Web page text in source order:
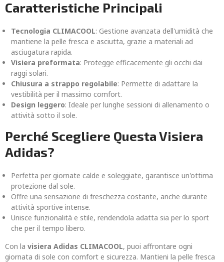
Caratteristiche Principali
Tecnologia CLIMACOOL: Gestione avanzata dell'umidità che
mantiene la pelle fresca e asciutta, grazie a materiali ad
asciugatura rapida.
Visiera preformata: Protegge efficacemente gli occhi dai
raggi solari.
Chiusura a strappo regolabile: Permette di adattare la
vestibilità per il massimo comfort.
Design leggero: Ideale per lunghe sessioni di allenamento o
attività sotto il sole.
Perché Scegliere Questa Visiera
Adidas?
Perfetta per giornate calde e soleggiate, garantisce un'ottima
protezione dal sole.
Offre una sensazione di freschezza costante, anche durante
attività sportive intense.
Unisce funzionalità e stile, rendendola adatta sia per lo sport
che per il tempo libero.
Con la visiera Adidas CLIMACOOL, puoi affrontare ogni
giornata di sole con comfort e sicurezza. Mantieni la pelle fresca